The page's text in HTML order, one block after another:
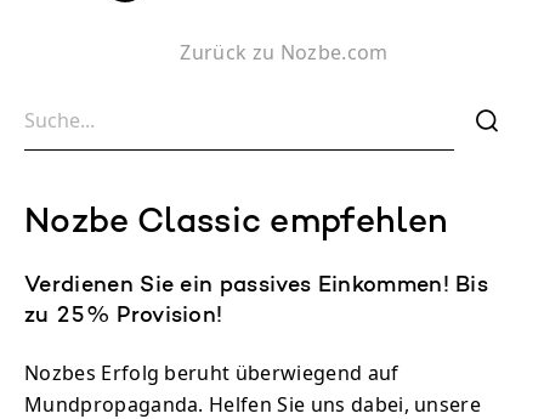
Zurück zu Nozbe.com
f
Nozbe Classic empfehlen
Verdienen Sie ein passives Einkommen! Bis
zu 25% Provision!
Nozbes Erfolg beruht überwiegend auf
Mundpropaganda. Helfen Sie uns dabei, unsere